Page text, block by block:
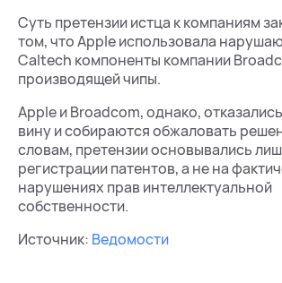
Суть претензии истца к компаниям
том, что Apple использовала
Caltech компоненты компании
производящей чипы.
Apple и Broadcom, однако,
вину и собираются обжаловать
словам, претензии основывались
регистрации патентов, а не на
нарушениях прав интеллектуальной
собственности.
Источник: Ведомости